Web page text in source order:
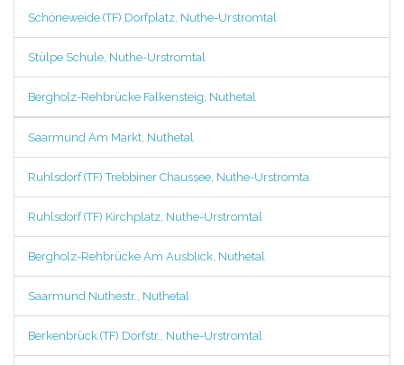
Schöneweide (TF) Dorfplatz, Nuthe-Urstromtal
Stülpe Schule, Nuthe-Urstromtal
Bergholz-Rehbrücke Falkensteig, Nuthetal
Saarmund Am Markt, Nuthetal
Ruhlsdorf (TF) Trebbiner Chaussee, Nuthe-Urstromta
Ruhlsdorf (TF) Kirchplatz, Nuthe-Urstromtal
Bergholz-Rehbrücke Am Ausblick, Nuthetal
Saarmund Nuthestr., Nuthetal
Berkenbrück (TF) Dorfstr., Nuthe-Urstromtal